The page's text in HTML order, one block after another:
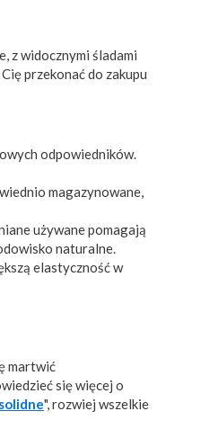
z widocznymi śladami
przekonać do zakupu
odpowiedników.
magazynowane,
używane pomagają
naturalne.
elastyczność w
martwić
się więcej o
", rozwiej wszelkie